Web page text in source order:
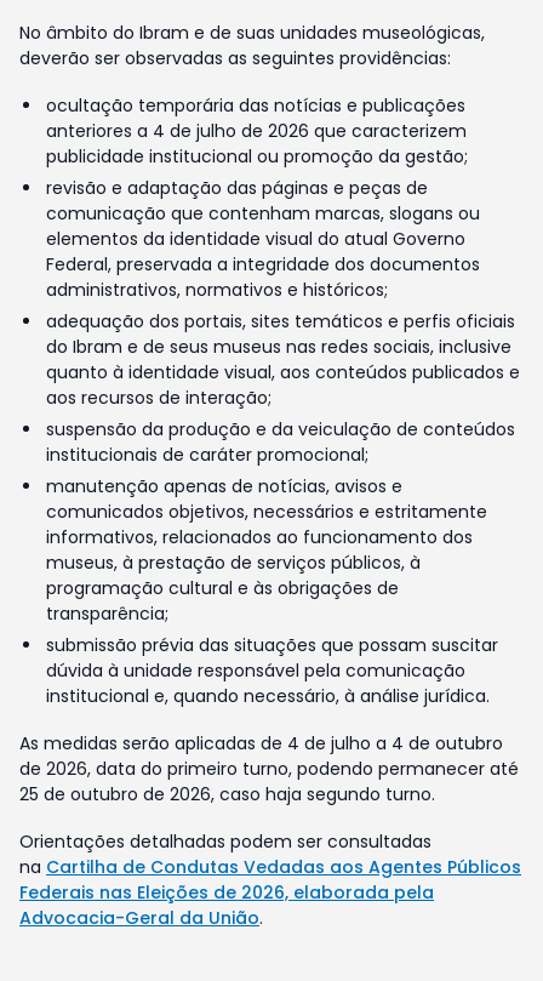
No âmbito do Ibram e de suas unidades museológicas,
deverão ser observadas as seguintes providências:
ocultação temporária das notícias e publicações
anteriores a 4 de julho de 2026 que caracterizem
publicidade institucional ou promoção da gestão;
revisão e adaptação das páginas e peças de
comunicação que contenham marcas, slogans ou
elementos da identidade visual do atual Governo
Federal, preservada a integridade dos documentos
administrativos, normativos e históricos;
adequação dos portais, sites temáticos e perfis oficiais
do Ibram e de seus museus nas redes sociais, inclusive
quanto à identidade visual, aos conteúdos publicados e
aos recursos de interação;
suspensão da produção e da veiculação de conteúdos
institucionais de caráter promocional;
manutenção apenas de notícias, avisos e
comunicados objetivos, necessários e estritamente
informativos, relacionados ao funcionamento dos
museus, à prestação de serviços públicos, à
programação cultural e às obrigações de
transparência;
submissão prévia das situações que possam suscitar
dúvida à unidade responsável pela comunicação
institucional e, quando necessário, à análise jurídica.
As medidas serão aplicadas de 4 de julho a 4 de outubro
de 2026, data do primeiro turno, podendo permanecer até
25 de outubro de 2026, caso haja segundo turno.
Orientações detalhadas podem ser consultadas
na Cartilha de Condutas Vedadas aos Agentes Públicos
Federais nas Eleições de 2026, elaborada pela
Advocacia-Geral da União.